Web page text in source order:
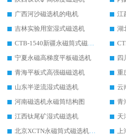
广西河沙磁选机的电机
江
吉林实验用室湿式磁选机
湖
CTB-1540新疆永磁筒式磁选机
宁夏永磁高梯度平板磁选机
四
青海平板式高强磁磁选机
重
山东半逆流湿式磁选机
云
河南磁选机永磁筒结构图
青
江西钛尾矿湿式磁选机
天
北京XCTN永磁筒式磁选机磁块位置
上